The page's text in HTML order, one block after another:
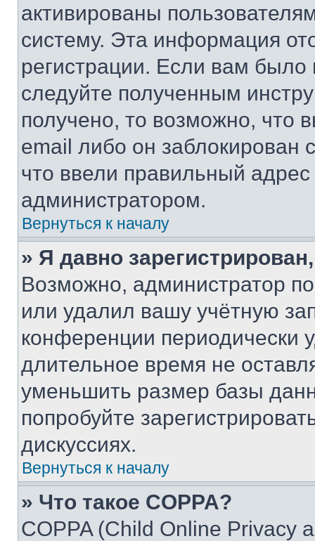
активированы
систему. Эта информация
регистрации. Если вам
следуйте полученным
получено, то возможно, что
email либо он
что ввели правильный адрес
администратором.
Вернуться к началу
» Я давно
Возможно, администратор
или удалил вашу учётную
конференции периодически
длительное время не
уменьшить размер базы
попробуйте
дискуссиях.
Вернуться к началу
» Что такое COPPA?
COPPA (Child Online Privacy